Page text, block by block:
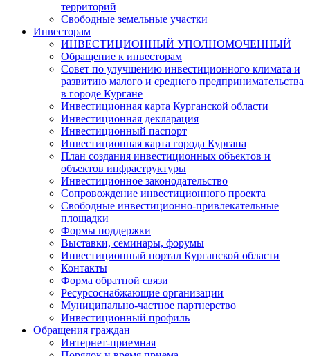
территорий
Свободные земельные участки
Инвесторам
ИНВЕСТИЦИОННЫЙ УПОЛНОМОЧЕННЫЙ
Обращение к инвесторам
Совет по улучшению инвестиционного климата и
развитию малого и среднего предпринимательства
в городе Кургане
Инвестиционная карта Курганской области
Инвестиционная декларация
Инвестиционный паспорт
Инвестиционная карта города Кургана
План создания инвестиционных объектов и
объектов инфраструктуры
Инвестиционное законодательство
Сопровождение инвестиционного проекта
Свободные инвестиционно-привлекательные
площадки
Формы поддержки
Выставки, семинары, форумы
Инвестиционный портал Курганской области
Контакты
Форма обратной связи
Ресурсоснабжающие организации
Муниципально-частное партнерство
Инвестиционный профиль
Обращения граждан
Интернет-приемная